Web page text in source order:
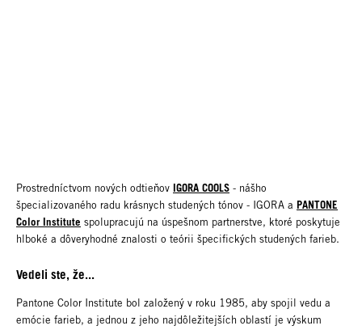
Prostredníctvom nových odtieňov IGORA COOLS - nášho
špecializovaného radu krásnych studených tónov - IGORA a PANTONE
Color Institute spolupracujú na úspešnom partnerstve, ktoré poskytuje
hlboké a dôveryhodné znalosti o teórii špecifických studených farieb.
Vedeli ste, že...
Pantone Color Institute bol založený v roku 1985, aby spojil vedu a
emócie farieb, a jednou z jeho najdôležitejších oblastí je výskum